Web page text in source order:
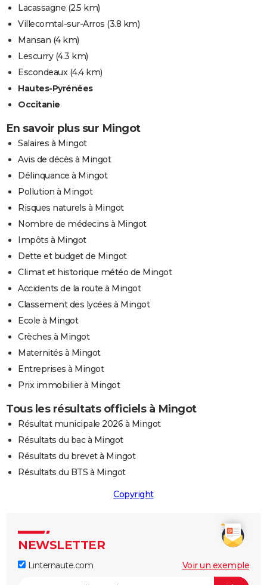
Lacassagne (2.5 km)
Villecomtal-sur-Arros (3.8 km)
Mansan (4 km)
Lescurry(4.3 km)
Escondeaux(4.4 km)
Hautes-Pyrénées
Occitanie
En savoir plus sur Mingot
Salaires à Mingot
Avis de décès à Mingot
Délinquance à Mingot
Pollution à Mingot
Risques naturels à Mingot
Nombre de médecins à Mingot
Impôts à Mingot
Dette et budget de Mingot
Climat et historique météo de Mingot
Accidents de la route à Mingot
Classement des lycées à Mingot
Ecole à Mingot
Crèches à Mingot
Maternités à Mingot
Entreprises à Mingot
Prix immobilier à Mingot
Tous les résultats officiels à Mingot
Résultat municipale 2026 à Mingot
Résultats du bac à Mingot
Résultats du brevet à Mingot
Résultats du BTS à Mingot
Copyright
NEWSLETTER
Linternaute.com Voir un exemple